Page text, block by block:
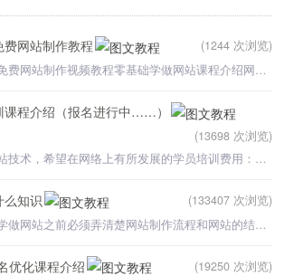
网站制作教程
(1244 次浏览)
新手网站制作教程，免费网站制作视频教程零基础学做网站课程介绍网站制作流
课程介绍（报名进行中……）
(13698 次浏览)
培训对象：想学习建站技术，希望在网络上有所发展的学员培训费用：680元= 建站课程 980元= 建
么知识
(133407 次浏览)
对于一个新手来说，学做网站之前必须弄清楚网站制作流程和网站的结构。建网站的流程是:第一
优化课程介绍
(19250 次浏览)